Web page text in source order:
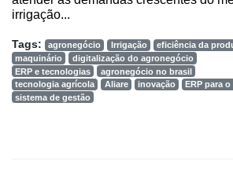
irrigação...
Tags: agronegócio Irrigação
eficiência da
maquinário
digitalização do agronegócio
ERP e tecnologias
agronegócio no brasil
tecnologia agrícola
Aliare inovação
ERP para
sistema de gestão